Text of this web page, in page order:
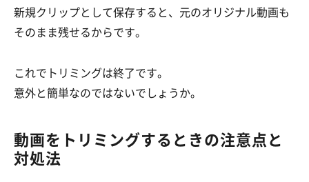
新規クリップとして保存すると、元のオリジナル動画も
そのまま残せるからです。
これでトリミングは終了です。
意外と簡単なのではないでしょうか。
動画をトリミングするときの注意点と
対処法